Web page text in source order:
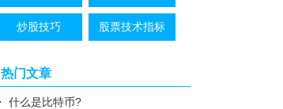
炒股技巧 股票技术指标
热门文章
什么是比特币?